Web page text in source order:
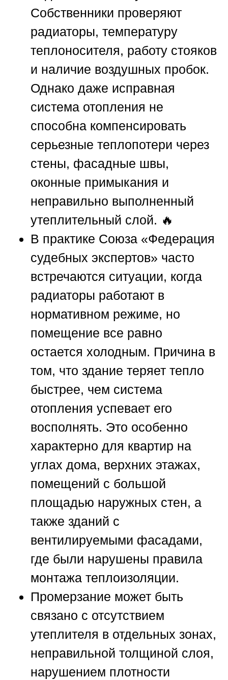
Собственники проверяют
радиаторы, температуру
теплоносителя, работу стояков
и наличие воздушных пробок.
Однако даже исправная
система отопления не
способна компенсировать
серьезные теплопотери через
стены, фасадные швы,
оконные примыкания и
неправильно выполненный
утеплительный слой. 🔥
В практике Союза «Федерация
судебных экспертов» часто
встречаются ситуации, когда
радиаторы работают в
нормативном режиме, но
помещение все равно
остается холодным. Причина в
том, что здание теряет тепло
быстрее, чем система
отопления успевает его
восполнять. Это особенно
характерно для квартир на
углах дома, верхних этажах,
помещений с большой
площадью наружных стен, а
также зданий с
вентилируемыми фасадами,
где были нарушены правила
монтажа теплоизоляции.
Промерзание может быть
связано с отсутствием
утеплителя в отдельных зонах,
неправильной толщиной слоя,
нарушением плотности